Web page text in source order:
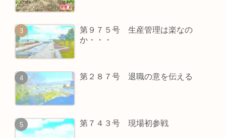
第９７５号 生産管理は楽なの
か・・・
第２８７号 退職の意を伝える
第７４３号 現場初参戦